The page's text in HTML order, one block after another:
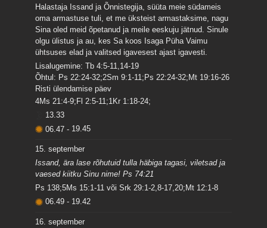
Halastaja Issand ja Õnnistegija, süüta meie südameis
oma armastuse tuli, et me üksteist armastaksime, nagu
Sina oled meid õpetanud ja meile eeskuju jätnud. Sinule
olgu ülistus ja au, kes Sa koos Isaga Püha Vaimu
ühtsuses elad ja valitsed igavesest ajast igavesti.
Lisalugemine: Tb 4:5-11,14-19
Õhtul: Ps 22:24-32;2Sm 9:1-11;Ps 22:24-32;Mt 19:16-26
Risti ülendamise päev
4Ms 21:4-9;Fl 2:5-11;1Kr 1:18-24;
13.33
06.47- 19.45
15. september
Issand, ära lase rõhutuid tulla häbiga tagasi, viletsad ja
vaesed kiitku Sinu nime! Ps 74:21
Ps 138;5Ms 15:1-11 või Srk 29:1-2,8-17,20;Mt 12:1-8
06.49- 19.42
16. september